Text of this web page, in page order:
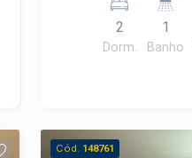
contando com
comércios e
bairro. More perto
planejada com mesa; - 1 banheiro
2
Dorm.
1
Banho
Cód. 148761